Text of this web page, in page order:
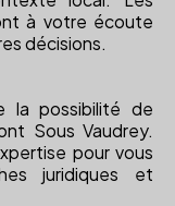
à votre écoute
décisions.
la possibilité de
Sous Vaudrey.
pour vous
juridiques et